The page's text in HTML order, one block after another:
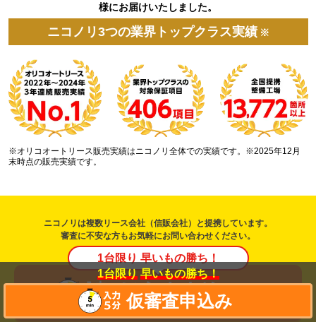
様にお届けいたしました。
ニコノリ3つの業界トップクラス実績 ※
※オリコオートリース販売実績はニコノリ全体での実績です。※2025年12月
末時点の販売実績です。
ニコノリは複数リース会社（信販会社）と提携しています。
審査に不安な方もお気軽にお問い合わせください。
1台限り 早いもの勝ち！
仮審査申込み
1台限り 早いもの勝ち！
仮審査申込み